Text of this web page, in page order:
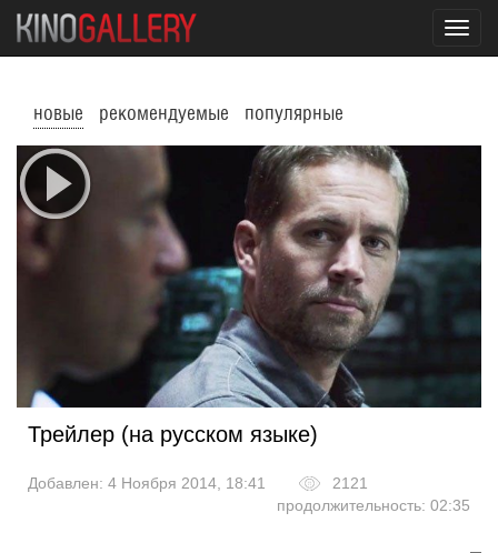
новые рекомендуемые популярные
Трейлер (на русском языке)
Добавлен: 4 Ноября 2014, 18:41
2121
продолжительность: 02:35